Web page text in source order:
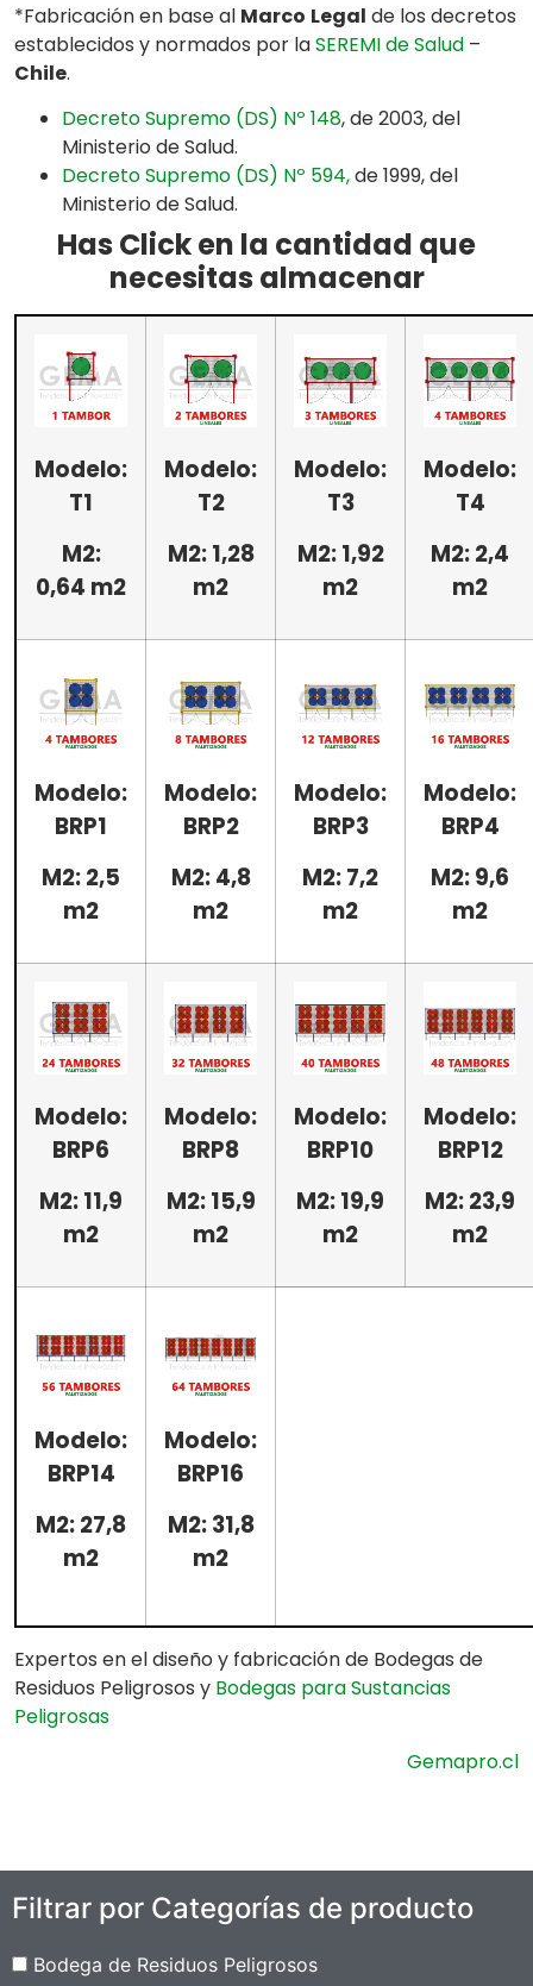
*Fabricación en base al Marco Legal de los decretos
establecidos y normados por laSEREMI de Salud –
Chile.
Decreto Supremo (DS) Nº 148, de 2003, del
Ministerio de Salud.
Decreto Supremo (DS) Nº 594,de 1999, del
Ministerio de Salud.
Has Click en la cantidad que
necesitas almacenar
Modelo:
T1
M2:
0,64 m2
Modelo:
T2
M2: 1,28
m2
Modelo:
T3
M2: 1,92
m2
Modelo:
T4
M2: 2,4
m2
Modelo:
BRP1
M2: 2,5
m2
Modelo:
BRP2
M2: 4,8
m2
Modelo:
BRP3
M2: 7,2
m2
Modelo:
BRP4
M2: 9,6
m2
Modelo:
BRP6
M2: 11,9
m2
Modelo:
BRP8
M2: 15,9
m2
Modelo:
BRP10
M2: 19,9
m2
Modelo:
BRP12
M2: 23,9
m2
Modelo:
BRP14
M2: 27,8
m2
Modelo:
BRP16
M2: 31,8
m2
Expertos en el diseño y fabricación de Bodegas de
Residuos Peligrosos y Bodegas para Sustancias
Peligrosas
Gemapro.cl
Filtrar por Categorías de producto
Bodega de Residuos Peligrosos